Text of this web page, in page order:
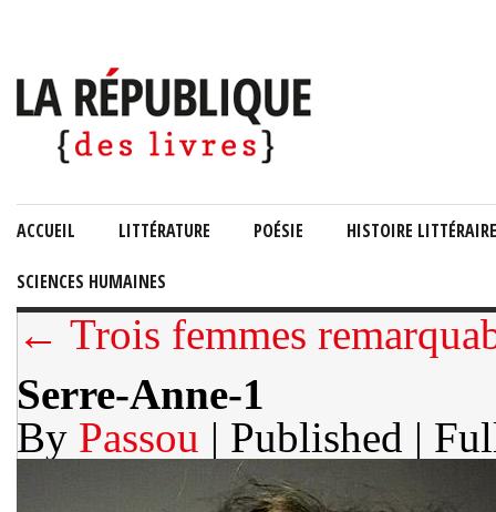
ACCUEIL LITTÉRATURE POÉSIE HISTOIRE LITTÉRAIRE
SCIENCES HUMAINES
← Trois femmes
Serre-Anne-1
By Passou | Published |